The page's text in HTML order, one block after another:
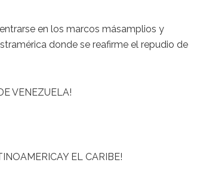
en los marcos másamplios y
donde se reafirme el repudio de
VENEZUELA!
EL CARIBE!